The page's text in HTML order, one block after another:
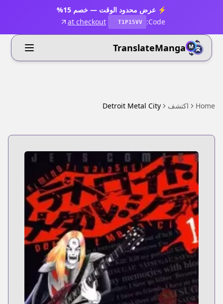
⚡ عرض محدود الوقت — خصم 15%
Code:
T1P15VV
at checkout
TranslateManga
Home اكتشف Detroit Metal City